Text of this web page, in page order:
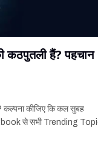
हैं? पहचान
कीजिए कि कल सुबह
से सभी Trending